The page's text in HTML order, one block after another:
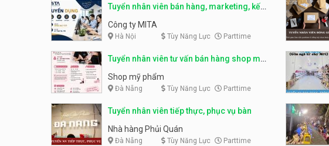
Tuyển nhân viên bán hàng, marketing, kế
toán, kho – parttime, fulltime
Công ty MITA
Hà Nội Tùy Năng Lực Parttime
Tuyển nhân viên tư vấn bán hàng shop mỹ
phẩm
Shop mỹ phẩm
Đà Nẵng Tùy Năng Lực Parttime
Tuyển nhân viên tiếp thực, phục vụ bàn
Nhà hàng Phủi Quán
Đà Nẵng Tùy Năng Lực Parttime